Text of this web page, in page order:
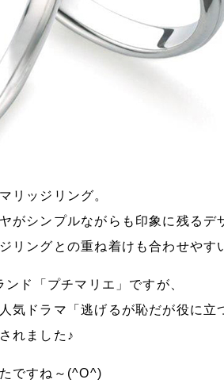
リッジリング。
がシンプルながらも印象に残るデ
リングとの重ね着けも合わせやす
ド「プチマリエ」ですが、
気ドラマ「逃げるが恥だが役に立
れました♪
ですね～(^O^)